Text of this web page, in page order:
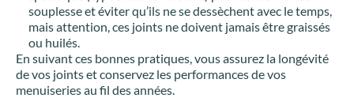
souplesse et éviter qu’ils ne se dessèchent avec le temps,
mais attention, ces joints ne doivent jamais être graissés
ou huilés.
En suivant ces bonnes pratiques, vous assurez la longévité
de vos joints et conservez les performances de vos
menuiseries au fil des années.